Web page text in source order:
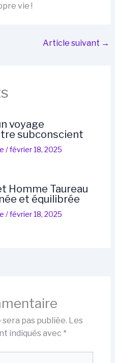
vie !
Article suivant →
voyage
subconscient
/février 18, 2025
Homme Taureau
et équilibrée
/février 18, 2025
pas publiée. Les
indiqués avec *